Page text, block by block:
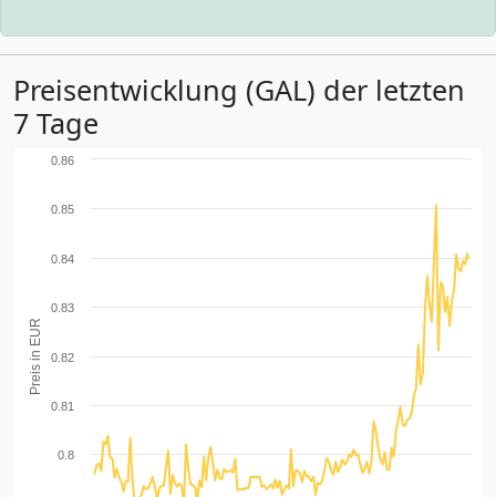
Preisentwicklung (GAL) der letzten
7 Tage
Preis in EUR
0.8
0.81
0.82
0.83
0.84
0.85
0.86